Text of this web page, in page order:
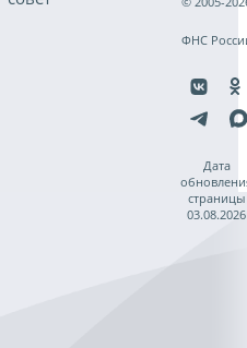
ФНС
Дата
страницы
03.08.2026